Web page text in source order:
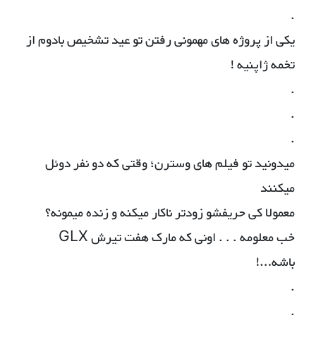
.
یکی از پروژه های مهمونی رفتن تو عید تشخیص بادوم از
تخمه ژاپنیه !
.
.
.
میدونید تو فیلم های وسترن؛ وقتی که دو نفر دوئل
میکنند
معمولا کی حریفشو زودتر ناکار میکنه و زنده میمونه؟
خب معلومه . . . اونی که مارک هفت تیرش GLX
باشه…!
.
.